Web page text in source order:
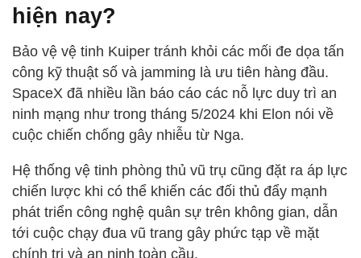
hiện nay?
Bảo vệ vệ tinh Kuiper tránh khỏi các mối đe dọa tấn
công kỹ thuật số và jamming là ưu tiên hàng đầu.
SpaceX đã nhiều lần báo cáo các nỗ lực duy trì an
ninh mạng như trong tháng 5/2024 khi Elon nói về
cuộc chiến chống gây nhiễu từ Nga.
Hệ thống vệ tinh phòng thủ vũ trụ cũng đặt ra áp lực
chiến lược khi có thể khiến các đối thủ đẩy mạnh
phát triển công nghệ quân sự trên không gian, dẫn
tới cuộc chạy đua vũ trang gây phức tạp về mặt
chính trị và an ninh toàn cầu.